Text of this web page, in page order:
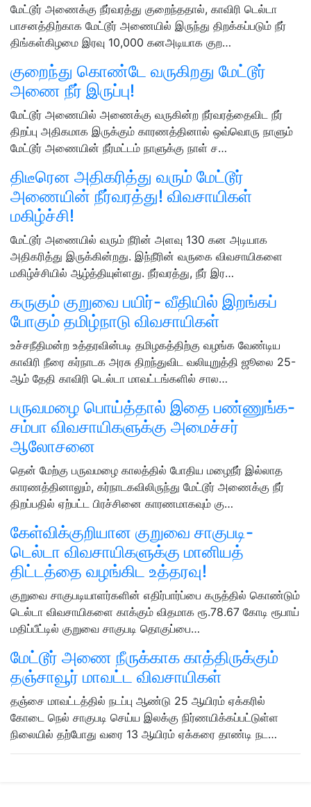
மேட்டூர் அணைக்கு நீர்வரத்து குறைந்ததால், காவிரி டெல்டா
பாசனத்திற்காக மேட்டூர் அணையில் இருந்து திறக்கப்படும் நீர்
திங்கள்கிழமை இரவு 10,000 கனஅடியாக குற…
குறைந்து கொண்டே வருகிறது மேட்டூர்
அணை நீர் இருப்பு!
மேட்டூர் அணையில் அணைக்கு வருகின்ற நீர்வரத்தைவிட நீர்
திறப்பு அதிகமாக இருக்கும் காரணத்தினால் ஒவ்வொரு நாளும்
மேட்டூர் அணையின் நீர்மட்டம் நாளுக்கு நாள் ச…
திடீரென அதிகரித்து வரும் மேட்டூர்
அணையின் நீர்வரத்து! விவசாயிகள்
மகிழ்ச்சி!
மேட்டூர் அணையில் வரும் நீரின் அளவு 130 கன அடியாக
அதிகரித்து இருக்கின்றது. இந்நீரின் வருகை விவசாயிகளை
மகிழ்ச்சியில் ஆழ்த்தியுள்ளது. நீர்வரத்து, நீர் இர…
கருகும் குறுவை பயிர்- வீதியில் இறங்கப்
போகும் தமிழ்நாடு விவசாயிகள்
உச்சநீதிமன்ற உத்தரவின்படி தமிழகத்திற்கு வழங்க வேண்டிய
காவிரி நீரை கர்நாடக அரசு திறந்துவிட வலியுறுத்தி ஜூலை 25-
ஆம் தேதி காவிரி டெல்டா மாவட்டங்களில் சால…
பருவமழை பொய்த்தால் இதை பண்ணுங்க-
சம்பா விவசாயிகளுக்கு அமைச்சர்
ஆலோசனை
தென் மேற்கு பருவமழை காலத்தில் போதிய மழைநீர் இல்லாத
காரணத்தினாலும், கர்நாடகவிலிருந்து மேட்டூர் அணைக்கு நீர்
திறப்பதில் ஏற்பட்ட பிரச்சினை காரணமாகவும் கு…
கேள்விக்குறியான குறுவை சாகுபடி-
டெல்டா விவசாயிகளுக்கு மானியத்
திட்டத்தை வழங்கிட உத்தரவு!
குறுவை சாகுபடியாளர்களின் எதிர்பார்ப்பை கருத்தில் கொண்டும்
டெல்டா விவசாயிகளை காக்கும் விதமாக ரூ.78.67 கோடி ரூபாய்
மதிப்பீட்டில் குறுவை சாகுபடி தொகுப்பை…
மேட்டூர் அணை நீருக்காக காத்திருக்கும்
தஞ்சாவூர் மாவட்ட விவசாயிகள்
தஞ்சை மாவட்டத்தில் நடப்பு ஆண்டு 25 ஆயிரம் ஏக்கரில்
கோடை நெல் சாகுபடி செய்ய இலக்கு நிர்ணயிக்கப்பட்டுள்ள
நிலையில் தற்போது வரை 13 ஆயிரம் ஏக்கரை தாண்டி நட…